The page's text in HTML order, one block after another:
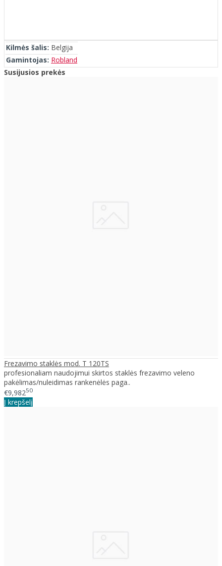
Kilmės šalis: Belgija
Gamintojas: Robland
Susijusios prekės
Frezavimo staklės mod. T 120TS
profesionaliam naudojimui skirtos staklės frezavimo veleno
pakėlimas/nuleidimas rankenėlės paga..
€9,98250
Į krepšelį